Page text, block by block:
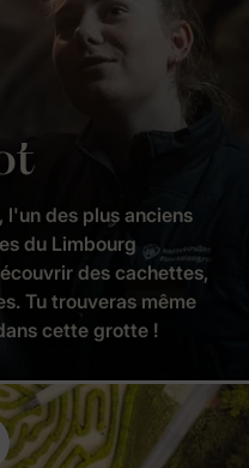
l'un des plus anciens
du Limbourg
des cachettes,
Tu trouveras même
cette grotte !